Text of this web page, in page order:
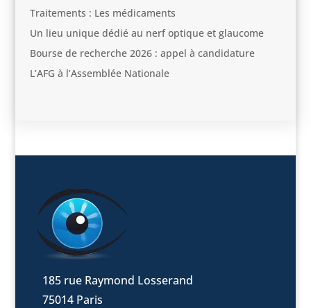
Traitements : Les médicaments
Un lieu unique dédié au nerf optique et glaucome
Bourse de recherche 2026 : appel à candidature
L’AFG à l’Assemblée Nationale
185 rue Raymond Losserand
75014 Paris